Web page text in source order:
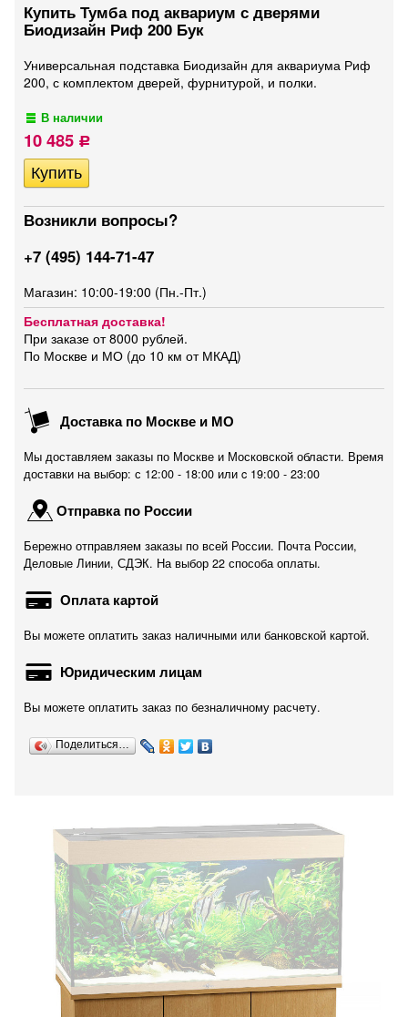
Купить Тумба под аквариум с дверями
Биодизайн Риф 200 Бук
Универсальная подставка Биодизайн для аквариума Риф
200, с комплектом дверей, фурнитурой, и полки.
В наличии
10 485 Р
Возникли вопросы?
+7 (495) 144-71-47
Магазин: 10:00-19:00 (Пн.-Пт.)
Бесплатная доставка!
При заказе от 8000 рублей.
По Москве и МО (до 10 км от МКАД)
Доставка по Москве и МО
Мы доставляем заказы по Москве и Московской области. Время
доставки на выбор: с 12:00 - 18:00 или c 19:00 - 23:00
Отправка по России
Бережно отправляем заказы по всей России. Почта России,
Деловые Линии, СДЭК. На выбор 22 способа оплаты.
Оплата картой
Вы можете оплатить заказ наличными или банковской картой.
Юридическим лицам
Вы можете оплатить заказ по безналичному расчету.
Поделиться…